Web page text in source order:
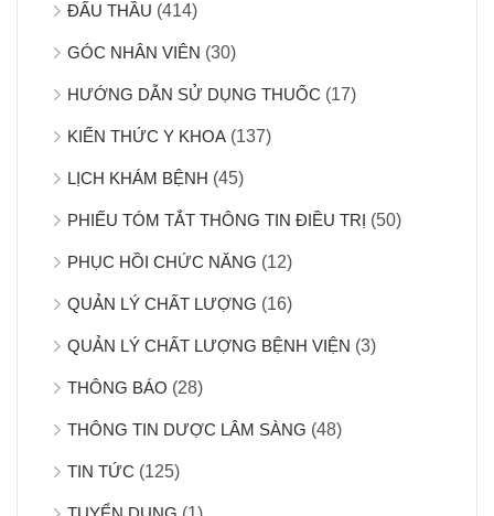
ĐẤU THẦU (414)
GÓC NHÂN VIÊN (30)
HƯỚNG DẪN SỬ DỤNG THUỐC (17)
KIẾN THỨC Y KHOA (137)
LỊCH KHÁM BỆNH (45)
PHIẾU TÓM TẮT THÔNG TIN ĐIỀU TRỊ (50)
PHỤC HỒI CHỨC NĂNG (12)
QUẢN LÝ CHẤT LƯỢNG (16)
QUẢN LÝ CHẤT LƯỢNG BỆNH VIỆN (3)
THÔNG BÁO (28)
THÔNG TIN DƯỢC LÂM SÀNG (48)
TIN TỨC (125)